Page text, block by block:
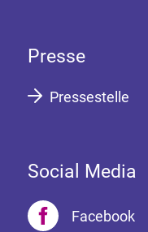
Presse
Pressestelle
Social Media
Facebook